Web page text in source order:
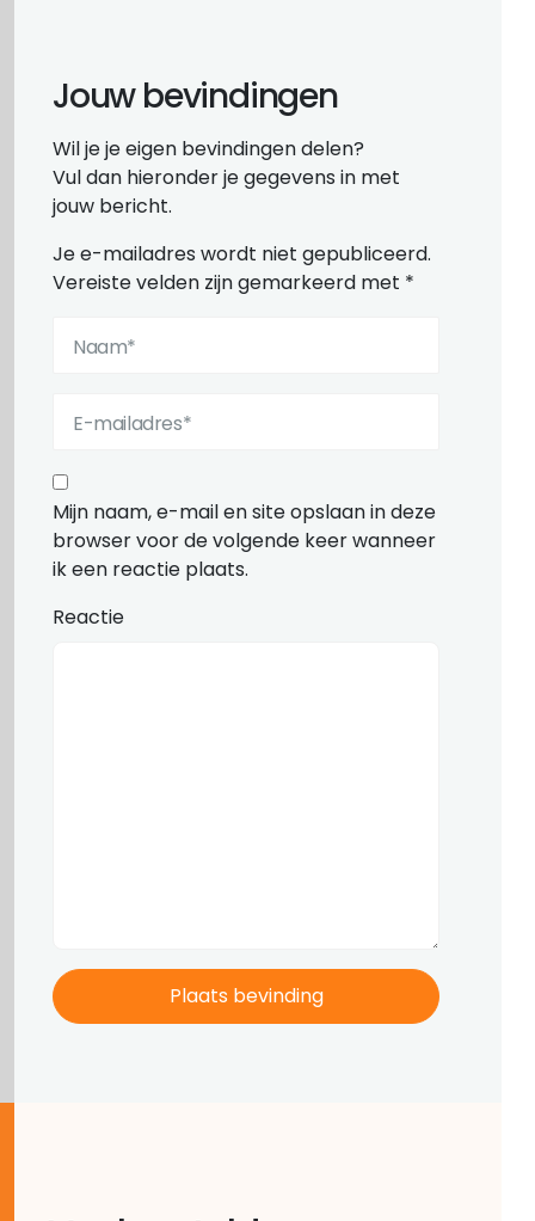
Jouw bevindingen
Wil je je eigen bevindingen delen?
Vul dan hieronder je gegevens in met
jouw bericht.
Je e-mailadres wordt niet gepubliceerd.
Vereiste velden zijn gemarkeerd met *
Mijn naam, e-mail en site opslaan in deze
browser voor de volgende keer wanneer
ik een reactie plaats.
Reactie